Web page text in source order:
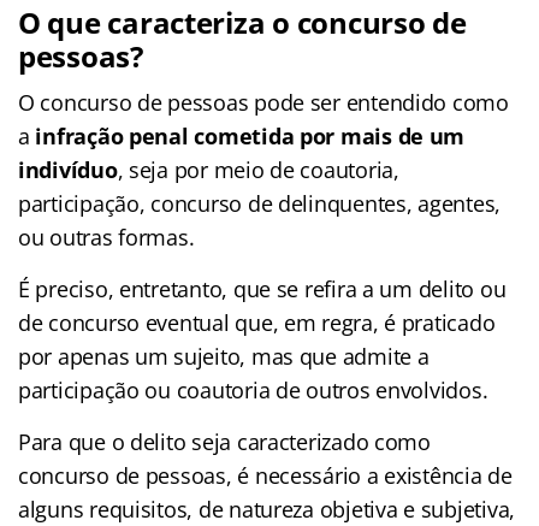
O que caracteriza o concurso de
pessoas?
O concurso de pessoas pode ser entendido como
a infração penal cometida por mais de um
indivíduo, seja por meio de coautoria,
participação, concurso de delinquentes, agentes,
ou outras formas.
É preciso, entretanto, que se refira a um delito ou
de concurso eventual que, em regra, é praticado
por apenas um sujeito, mas que admite a
participação ou coautoria de outros envolvidos.
Para que o delito seja caracterizado como
concurso de pessoas, é necessário a existência de
alguns requisitos, de natureza objetiva e subjetiva,